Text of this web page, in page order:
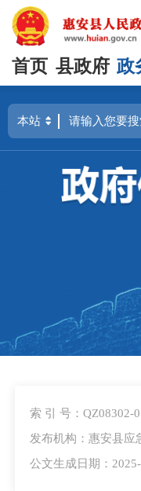
首页 县政府 政
索 引 号：QZ08302-
发布机构：惠安县应
公文生成日期：